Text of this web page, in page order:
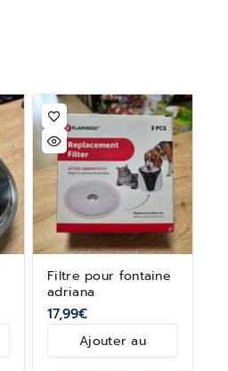
Filtre pour fontaine
adriana
17,99€
Ajouter au